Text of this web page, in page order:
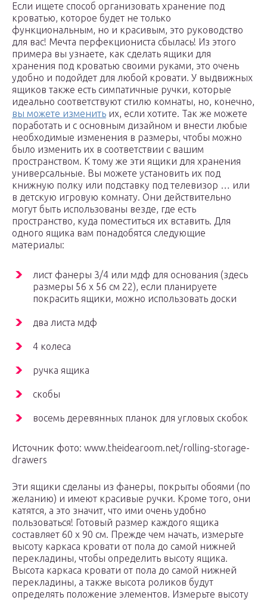
Если ищете способ организовать хранение под
кроватью, которое будет не только
функциональным, но и красивым, это руководство
для вас! Мечта перфекциониста сбылась! Из этого
примера вы узнаете, как сделать ящики для
хранения под кроватью своими руками, это очень
удобно и подойдет для любой кровати. У выдвижных
ящиков также есть симпатичные ручки, которые
идеально соответствуют стилю комнаты, но, конечно,
вы можете изменить их, если хотите. Так же можете
поработать и с основным дизайном и внести любые
необходимые изменения в размеры, чтобы можно
было изменить их в соответствии с вашим
пространством. К тому же эти ящики для хранения
универсальные. Вы можете установить их под
книжную полку или подставку под телевизор … или
в детскую игровую комнату. Они действительно
могут быть использованы везде, где есть
пространство, куда поместиться их вставить. Для
одного ящика вам понадобятся следующие
материалы:
лист фанеры 3/4 или мдф для основания (здесь
размеры 56 х 56 см 22), если планируете
покрасить ящики, можно использовать доски
два листа мдф
4 колеса
ручка ящика
скобы
восемь деревянных планок для угловых скобок
Источник фото: www.theidearoom.net/rolling-storage-
drawers
Эти ящики сделаны из фанеры, покрыты обоями (по
желанию) и имеют красивые ручки. Кроме того, они
катятся, а это значит, что ими очень удобно
пользоваться! Готовый размер каждого ящика
составляет 60 х 90 см. Прежде чем начать, измерьте
высоту каркаса кровати от пола до самой нижней
перекладины, чтобы определить высоту ящика.
Высота каркаса кровати от пола до самой нижней
перекладины, а также высота роликов будут
определять положение элементов. Измерьте высоту